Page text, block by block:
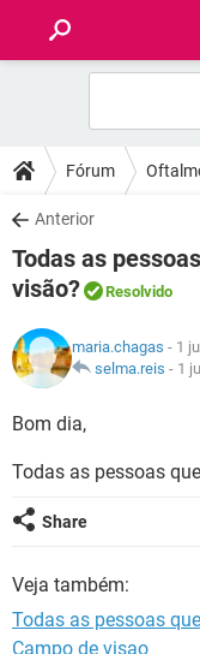
FÓRUM
SAÚDE
FAMÍLIA
NUTRIÇÃO
SEXUALIDADE
GLOSSÁRIO
Fórum
Anterior
Todas as
visão?
Resolvido
maria.chagas - 1
selma.reis - 1
Bom dia,
Todas as pessoas
Share
Veja também:
Todas as pessoas
Campo de visao